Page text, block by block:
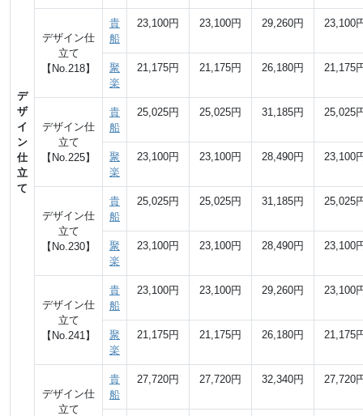
デ
ザ
イ
ン
仕
立
て
デザイン仕
立て
【No.218】
貴
船
23,100円 23,100円 29,260円 23,100
聚
楽
21,175円 21,175円 26,180円 21,175
デザイン仕
立て
【No.225】
貴
船
25,025円 25,025円 31,185円 25,025
聚
楽
23,100円 23,100円 28,490円 23,100
デザイン仕
立て
【No.230】
貴
船
25,025円 25,025円 31,185円 25,025
聚
楽
23,100円 23,100円 28,490円 23,100
デザイン仕
立て
【No.241】
貴
船
23,100円 23,100円 29,260円 23,100
聚
楽
21,175円 21,175円 26,180円 21,175
デザイン仕
立て
貴
船
27,720円 27,720円 32,340円 27,720